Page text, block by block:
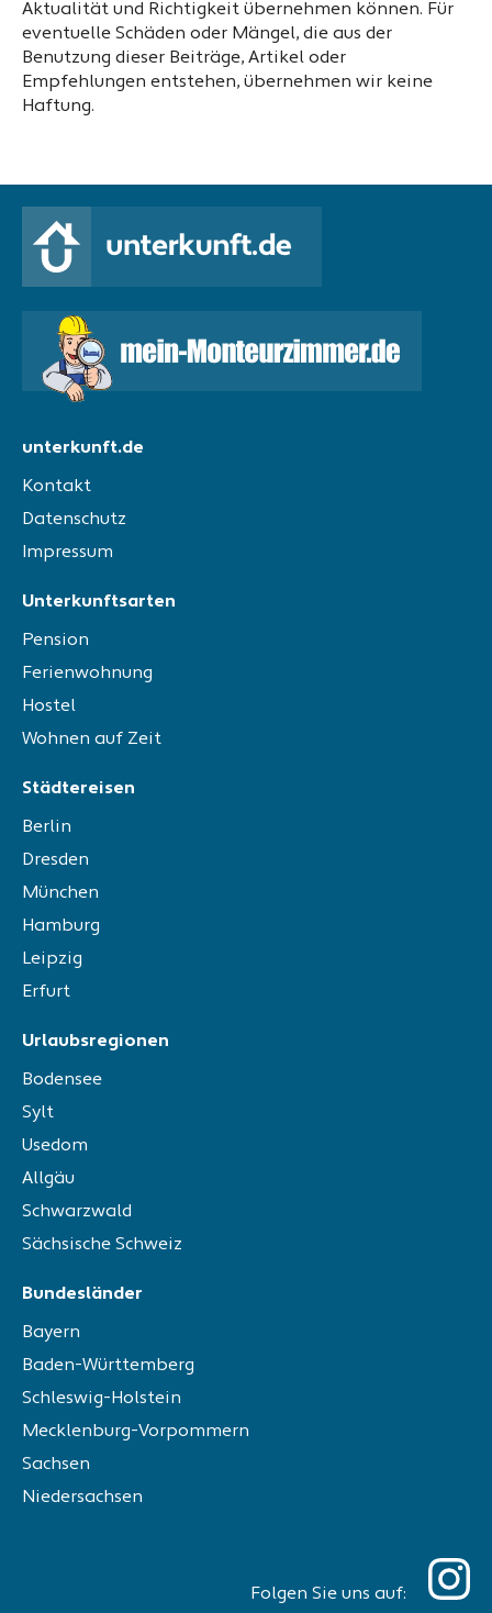
Aktualität und Richtigkeit übernehmen können. Für
eventuelle Schäden oder Mängel, die aus der
Benutzung dieser Beiträge, Artikel oder
Empfehlungen entstehen, übernehmen wir keine
Haftung.
unterkunft.de
Kontakt
Datenschutz
Impressum
Unterkunftsarten
Pension
Ferienwohnung
Hostel
Wohnen auf Zeit
Städtereisen
Berlin
Dresden
München
Hamburg
Leipzig
Erfurt
Urlaubsregionen
Bodensee
Sylt
Usedom
Allgäu
Schwarzwald
Sächsische Schweiz
Bundesländer
Bayern
Baden-Württemberg
Schleswig-Holstein
Mecklenburg-Vorpommern
Sachsen
Niedersachsen
Folgen Sie uns auf: